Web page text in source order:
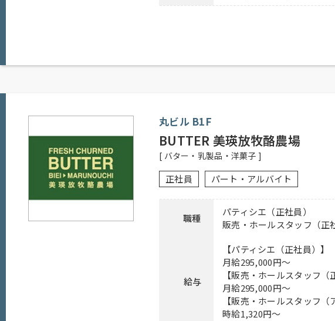
【正社員】
応募資格
シフト制、月8日休み、経験者優遇、未経験者可
【アルバイト】
シフト制、1日4時間以上、週1日以上勤務可能な方、高校
者優遇、未経験者可
昇給有り、社保完備、食事付き、制服貸与、交通費全額支給
社員登用有り、社保完備、食事付き、制服貸与、交通費全額
電話連絡後、履歴書持参のうえ、ご来店ください。
丸ビル B1F
BUTTER 美瑛放牧酪農場
[ バター・乳製品・洋菓子 ]
正社員 パート・アルバイト
職種
パティシエ（正社員）
販売・ホールスタッフ（正
給与
【パティシエ（正社員）】
月給295,000円～
【販売・ホールスタッフ（
月給295,000円～
【販売・ホールスタッフ（
時給1,320円～